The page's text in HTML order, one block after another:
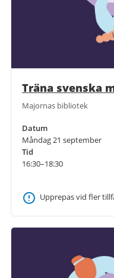
Träna svenska
Majornas bibliotek
Datum
Måndag 21 september
Tid
16:30–18:30
Upprepas vid fler